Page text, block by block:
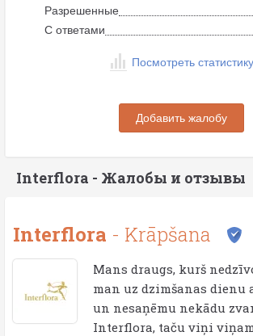
Разрешенные
C ответами
Посмотреть статистику
Добавить жалобу
Interflora - Жалобы и отзывы
Interflora - Krāpšana
Mans draugs, kurš
man uz dzimšanas dienu
un nesaņēmu nekādu
Interflora, taču viņi